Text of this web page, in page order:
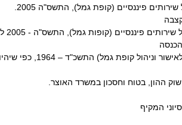
פיננסיים (קופת גמל), התשס"ה 2005.
גמל), התשס"ה - 2005 לרבות תוכנית ביטוח שאושרה כקופת גמל לקצבה ע"י הממונה.
– 1964, כפי שיהיו בתוקף מזמן לזמן, לרבות תקנות שיבואו במקומן.
בטוח וחסכון במשרד האוצר.